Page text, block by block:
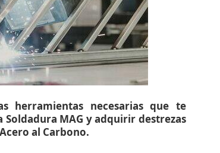
herramientas necesarias que te
MAG y adquirir destrezas
al Carbono.